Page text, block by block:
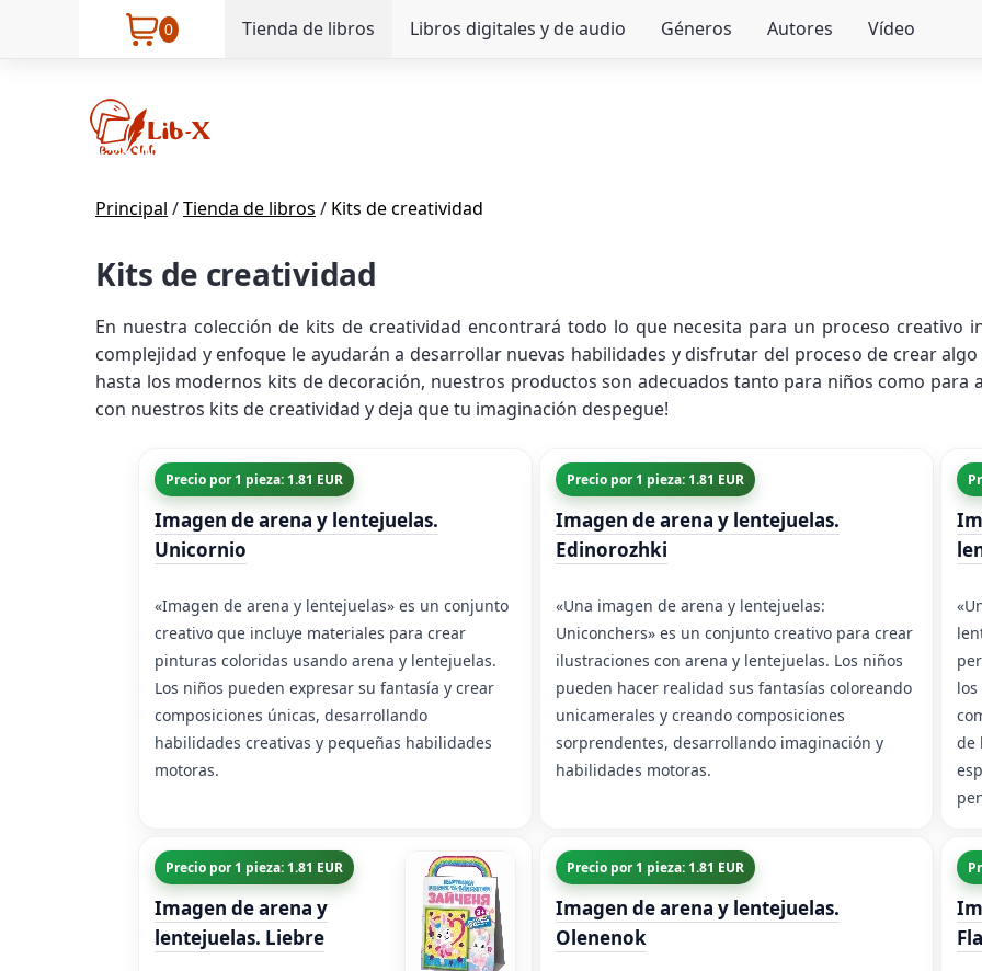
0 Tienda de libros Libros digitales y de audio Géneros Autores Vídeo
Principal /Tienda de libros / Kits de creatividad
Kits de creatividad
En nuestra colección de kits de creatividad encontrará todo lo que necesita para un proceso creativo
complejidad y enfoque le ayudarán a desarrollar nuevas habilidades y disfrutar del proceso de crear
hasta los modernos kits de decoración, nuestros productos son adecuados tanto para niños como para
con nuestros kits de creatividad y deja que tu imaginación despegue!
Precio por 1 pieza: 1.81 EUR
Imagen de arena y lentejuelas.
Unicornio
«Imagen de arena y lentejuelas» es un conjunto
creativo que incluye materiales para crear
pinturas coloridas usando arena y lentejuelas.
Los niños pueden expresar su fantasía y crear
composiciones únicas, desarrollando
habilidades creativas y pequeñas habilidades
motoras.
Precio por 1 pieza: 1.81 EUR
Imagen de arena y lentejuelas.
Edinorozhki
«Una imagen de arena y lentejuelas:
Uniconchers» es un conjunto creativo para crear
ilustraciones con arena y lentejuelas. Los niños
pueden hacer realidad sus fantasías coloreando
unicamerales y creando composiciones
sorprendentes, desarrollando imaginación y
habilidades motoras.
de
Precio por 1 pieza: 1.81 EUR
Imagen de arena y
lentejuelas. Liebre
Precio por 1 pieza: 1.81 EUR
Imagen de arena y lentejuelas.
Olenenok